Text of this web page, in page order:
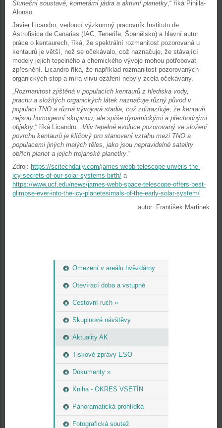
Omezení v areálu hvězdárny
Otevírací doba a vstupné
Cestovní ruch »
Skupinové návštěvy
Aktuality AK
Tiskové zprávy ESO
Dokumenty »
Kniha - OKRES VSETÍN
Panoramatická prohlídka
Fotografická soutež
Sluneční soustavě, kometární jádra a aktivní planetky ,“ říká Pinilla-
Alonso.
Javier Licandro, vedoucí výzkumný pracovník Instituto de
Astrofisica de Canarias (IAC, Tenerife, Španělsko) a hlavní autor
práce o kentaurech, říká, že spektrální rozmanitost pozorovaná u
kentaurů je větší, než se očekávalo, což naznačuje, že stávající
modely jejich tepelného a chemického vývoje mohou potřebovat
zpřesnění. Licandro říká, že například rozmanitost pozorovaných
organických stop a míra vlivu ozáření nebyly zcela očekávány.
Rozmanitost zjištěná v populacích kentaurů z hlediska vody,
prachu a složitých organických látek naznačuje různý původ v
populaci TNO a různá vývojová stadia, což zdůrazňuje, že kentauři
nejsou homogenní skupinou, ale spíše dynamickými a přechodnými
objekty ,“ říká Licandro. „ Vliv tepelné evoluce pozorovaný ve složení
povrchu kentaurů je klíčový pro stanovení vztahu mezi TNO a
populacemi jiných malých těles, jako jsou nepravidelné satelity
obřích planet a jejich trojanské planetky .“
Zdroj: https://scitechdaily.com/james-webb-telescope-unveils-the-
icy-secrets-of-our-solar-systems-birth/ a
https://www.ucf.edu/news/james-webb-space-telescope-offers-best-
glimpse-ever-into-the-icy-planetesimals-of-the-early-solar-system/
autor: František Martinek